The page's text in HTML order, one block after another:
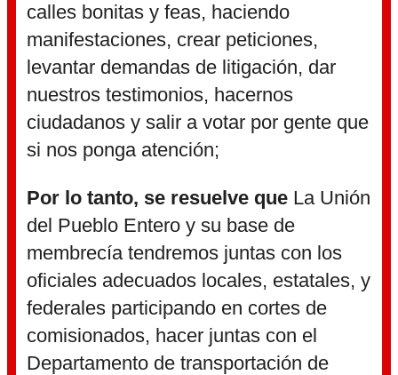
calles bonitas y feas, haciendo
manifestaciones, crear peticiones,
levantar demandas de litigación, dar
nuestros testimonios, hacernos
ciudadanos y salir a votar por gente que
si nos ponga atención;
Por lo tanto, se resuelve queLa Unión
del Pueblo Entero y su base de
membrecía tendremos juntas con los
oficiales adecuados locales, estatales, y
federales participando en cortes de
comisionados, hacer juntas con el
Departamento de transportación de